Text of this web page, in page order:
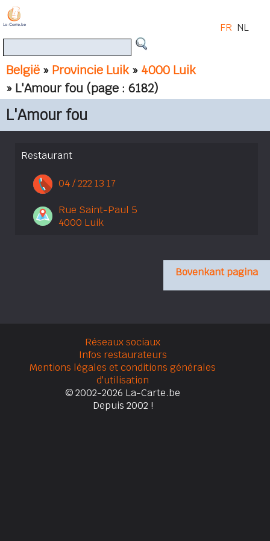
België » Provincie Luik» 4000 Luik
» L'Amour fou (page : 6182)
FR NL
L'Amour fou
Restaurant
04 / 222 13 17
Rue Saint-Paul 5
4000 Luik
Bovenkant pagina
Réseaux sociaux
Infos restaurateurs
Mentions légales et conditions générales
d'utilisation
© 2002-2026 La-Carte.be
Depuis 2002 !